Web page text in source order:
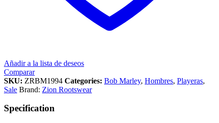
Añadir a la lista de deseos
Comparar
SKU: ZRBM1994 Categories: Bob Marley, Hombres, Playeras,
Sale Brand: Zion Rootswear
Specification